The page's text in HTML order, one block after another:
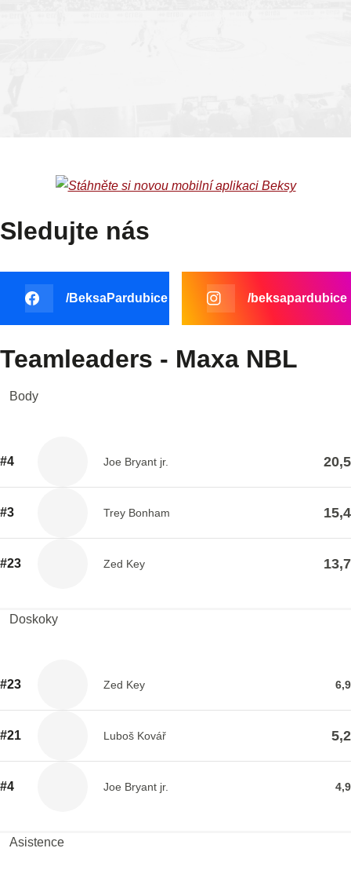
Sledujte nás
/BeksaPardubice /beksapardubice
Teamleaders - Maxa NBL
Body
#4 Joe Bryant jr. 20,5
#3 Trey Bonham 15,4
#23 Zed Key 13,7
Doskoky
#23 Zed Key 6,9
#21 Luboš Kovář 5,2
#4 Joe Bryant jr. 4,9
Asistence